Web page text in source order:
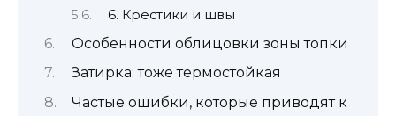
6. Крестики и швы
Особенности облицовки зоны топки
Затирка: тоже термостойкая
Частые ошибки, которые приводят к